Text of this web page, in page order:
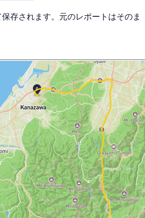
存されます。元のレポートはそのま